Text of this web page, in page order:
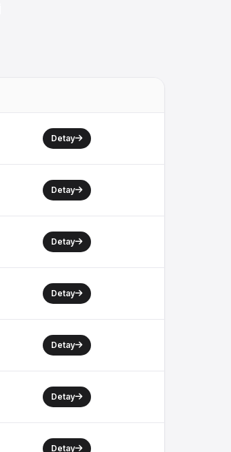
Detay
Detay
Detay
Detay
Detay
Detay
Detay